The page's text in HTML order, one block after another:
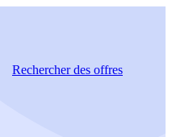
Rechercherdes offres